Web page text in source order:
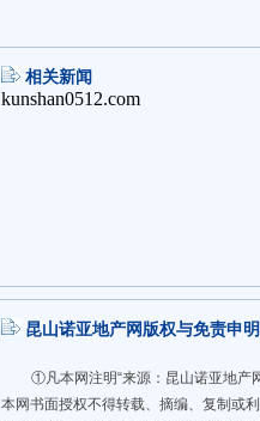
相关新闻
昆山诺亚地产网版权与免责申明
①凡本网注明“来源：昆山诺亚地产
本网书面授权不得转载、摘编、复制或